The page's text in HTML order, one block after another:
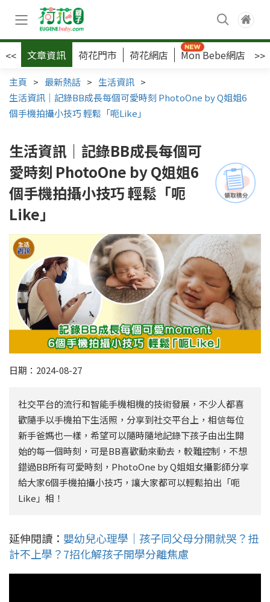
<< 文章資訊 荷花門市 荷花網店 Mon Bebe網店 >>
主頁 > 最新熱話 > 生活資訊 >
生活資訊｜記錄BB成長每個可愛時刻 PhotoOne by Q姐姐6
個手機拍攝小技巧 輕鬆「呃Like」
生活資訊｜記錄BB成長每個可
愛時刻 PhotoOne by Q姐姐6
個手機拍攝小技巧 輕鬆「呃
Like」
日期：2024-08-27
社交平台的流行和智能手機相機的技術發展，不少人都喜
歡隨手以手機拍下生活照，分享到社交平台上，相信每位
新手爸媽也一樣，希望可以隨時隨地記錄下孩子由出生開
始的每一個時刻，可是BB喜歡動來動去，較難控制，不想
錯過BB所有可愛時刻，PhotoOne by Q姐姐女攝影師分享
給大家6個手機拍攝小技巧，讓大家都可以輕鬆拍出「呃
Like」相！
延伸閱讀： 嬰幼兒心理學｜孩子同父母分開就哭？扭
計不上學？7招化解孩子開學分離焦慮